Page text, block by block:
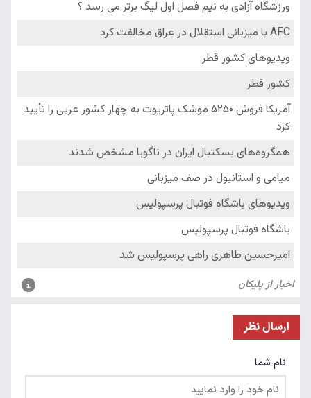
ارسال نظر
نام شما